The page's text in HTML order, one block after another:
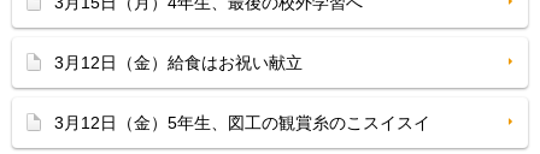
3月12日（金）給食はお祝い献立
3月12日（金）5年生、図工の観賞糸のこスイスイ